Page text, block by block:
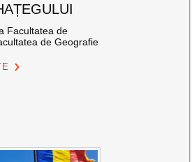
Facultatea de
de Geografie